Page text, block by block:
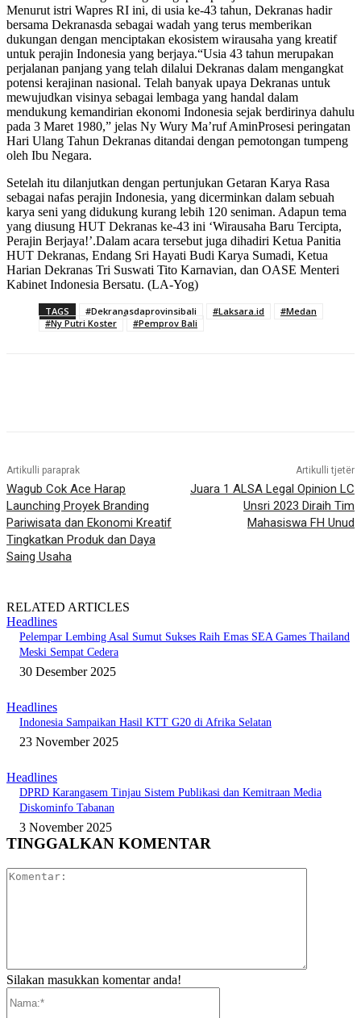
Menurut istri Wapres RI ini, di usia ke-43 tahun, Dekranas hadir
bersama Dekranasda sebagai wadah yang terus memberikan
dukungan dengan menciptakan ekosistem wirausaha yang kreatif
untuk perajin Indonesia yang berjaya.“Usia 43 tahun merupakan
perjalanan panjang yang telah dilalui Dekranas dalam mengangkat
potensi kerajinan nasional. Telah banyak upaya Dekranas untuk
mewujudkan visinya sebagai lembaga yang handal dalam
mendukung kemandirian ekonomi Indonesia sejak berdirinya dahulu
pada 3 Maret 1980,” jelas Ny Wury Ma’ruf AminProsesi peringatan
Hari Ulang Tahun Dekranas ditandai dengan pemotongan tumpeng
oleh Ibu Negara.
Setelah itu dilanjutkan dengan pertunjukan Getaran Karya Rasa
sebagai nafas perajin Indonesia, yang dicerminkan dalam sebuah
karya seni yang didukung kurang lebih 120 seniman. Adapun tema
yang diusung HUT Dekranas ke-43 ini ‘Wirausaha Baru Tercipta,
Perajin Berjaya!’.Dalam acara tersebut juga dihadiri Ketua Panitia
HUT Dekranas, Endang Sri Hayati Budi Karya Sumadi, Ketua
Harian Dekranas Tri Suswati Tito Karnavian, dan OASE Menteri
Kabinet Indonesia Bersatu. (LA-Yog)
TAGS #Dekranasdaprovinsibali #Laksara.id
#Medan
#Ny Putri Koster
#Pemprov Bali
Artikulli paraprak
Wagub Cok Ace Harap
Launching Proyek Branding
Pariwisata dan Ekonomi Kreatif
Tingkatkan Produk dan Daya
Saing Usaha
Artikulli tjetër
Juara 1 ALSA Legal Opinion LC
Unsri 2023 Diraih Tim
Mahasiswa FH Unud
RELATED ARTICLES
Headlines
Pelempar Lembing Asal Sumut Sukses Raih Emas SEA Games Thailand
Meski Sempat Cedera
30 Desember 2025
Headlines
Indonesia Sampaikan Hasil KTT G20 di Afrika Selatan
23 November 2025
Headlines
DPRD Karangasem Tinjau Sistem Publikasi dan Kemitraan Media
Diskominfo Tabanan
3 November 2025
TINGGALKAN KOMENTAR
Silakan masukkan komentar anda!